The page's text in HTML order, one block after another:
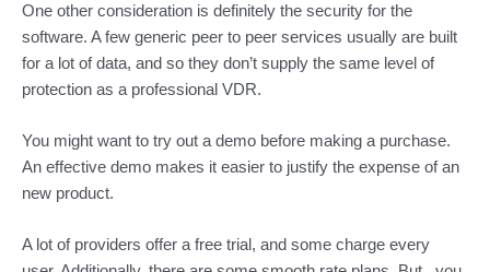
One other consideration is definitely the security for the
software. A few generic peer to peer services usually are built
for a lot of data, and so they don’t supply the same level of
protection as a professional VDR.
You might want to try out a demo before making a purchase.
An effective demo makes it easier to justify the expense of an
new product.
A lot of providers offer a free trial, and some charge every